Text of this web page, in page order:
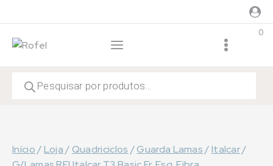
to
content
0
search
Início/Loja /Quadriciclos /Guarda Lamas /Italcar/